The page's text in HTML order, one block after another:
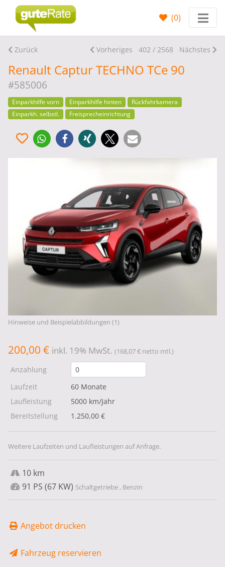
(0)
Zurück Vorheriges 402 / 2568 Nächstes
Renault Captur TECHNO TCe 90
#585006
Einparkhilfe vorn Einparkhilfe hinten
Rückfahrkamera
Einparkh. selbstl.
Freisprecheinrichtung
Hinweise und Beispielabbildungen (1)
200,00 € inkl. 19% MwSt. (168,07 € netto mtl.)
Anzahlung
Laufzeit
60 Monate
Laufleistung
5000 km/Jahr
Bereitstellung
1.250,00 €
Weitere Laufzeiten und Laufleistungen auf Anfrage.
10 km
91 PS (67 KW) Schaltgetriebe , Benzin
Angebot drucken
Fahrzeug reservieren